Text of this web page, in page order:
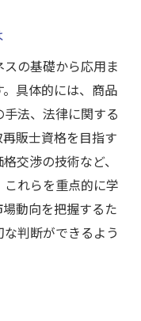
とは
スを学ぶ利点
メリット
ネスの実践
と成果
デミーの講座
る知識とは
ネスに活かす
スタート
ップガイド
の基礎から応用ま
具体的には、商品
法、法律に関する
販士資格を目指す
交渉の技術など、
れらを重点的に学
動向を把握するた
判断ができるよう